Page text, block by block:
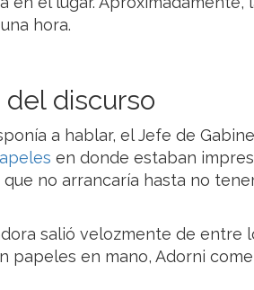
hora.
del discurso
a hablar, el Jefe de
en donde estaban
que no arrancaría hasta no
salió velozmente de entre
papeles en mano, Adorni